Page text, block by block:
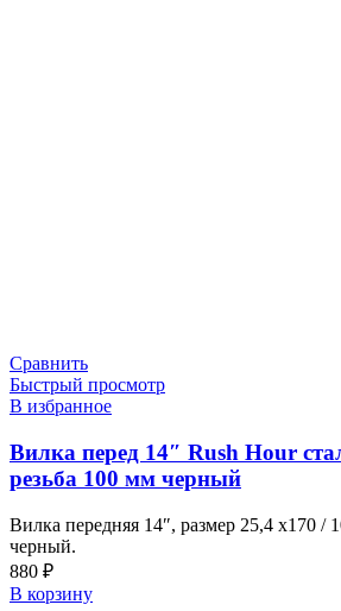
Сравнить
Быстрый просмотр
В избранное
Вилка перед 14″ Rush Hour
резьба 100 мм черный
Вилка передняя 14″, размер 25,4 х170 /
черный.
880 ₽
В корзину